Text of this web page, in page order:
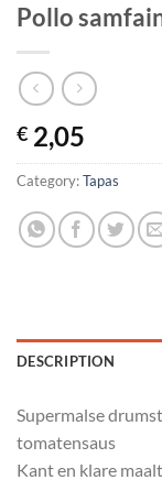
Pollo
€ 2,05
Category:Tapas
DESCRIPTION
Supermalse
tomatensaus
Kant en klare